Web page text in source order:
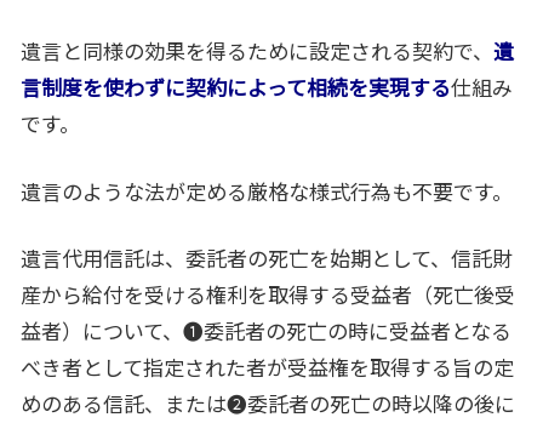
遺言と同様の効果を得るために設定される契約で、 遺
言制度を使わずに契約によって相続を実現する仕組み
です。
遺言のような法が定める厳格な様式行為も不要です。
遺言代用信託は、委託者の死亡を始期として、信託財
産から給付を受ける権利を取得する受益者（死亡後受
益者）について、❶委託者の死亡の時に受益者となる
べき者として指定された者が受益権を取得する旨の定
めのある信託、または❷委託者の死亡の時以降の後に